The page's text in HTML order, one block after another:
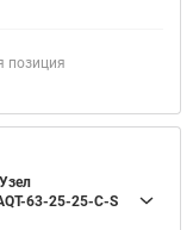
позиция
63-25-25-C-S